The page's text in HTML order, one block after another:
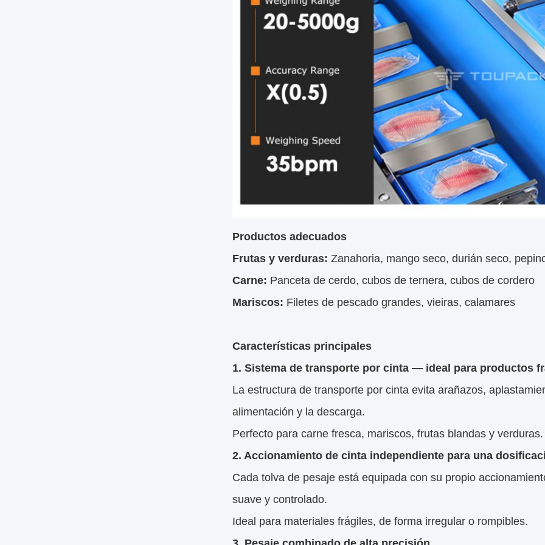
Productos adecuados
Frutas y verduras: Zanahoria, mango seco, durián seco,
Carne: Panceta de cerdo, cubos de ternera, cubos de cordero
Mariscos: Filetes de pescado grandes, vieiras, calamares
Características principales
1. Sistema de transporte por cinta — ideal para productos
La estructura de transporte por cinta evita arañazos,
alimentación y la descarga.
Perfecto para carne fresca, mariscos, frutas blandas y verduras.
2. Accionamiento de cinta independiente para una
Cada tolva de pesaje está equipada con su propio
suave y controlado.
Ideal para materiales frágiles, de forma irregular o rompibles.